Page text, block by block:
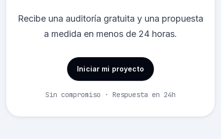
Recibe una auditoría gratuita y una propuesta
a medida en menos de 24 horas.
Iniciar mi proyecto
Sin compromiso · Respuesta en 24h